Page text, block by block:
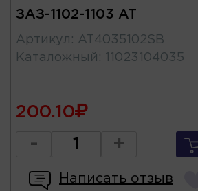
ЗАЗ-1102-1103 AT
Артикул : AT4035102SB
Каталожный : 11023104035
200.10
- +
Написать отзыв